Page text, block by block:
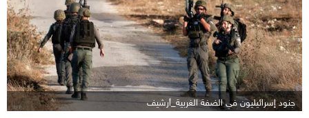
جنود إسرائيليون في الضفة الغربية_أرشيف